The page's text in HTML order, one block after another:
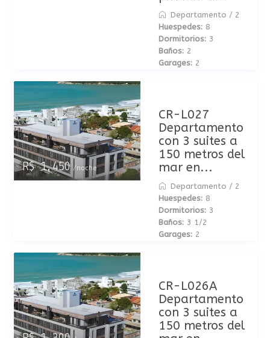
Departamento / 2
Huespedes: 8
Dormitorios: 3
Baños: 2
Garages: 2
R$ 1,450/noche
CR-L027
Departamento
con 3 suites a
150 metros del
mar en...
Departamento / 2
Huespedes: 8
Dormitorios: 3
Baños: 3 1/2
Garages: 2
CR-L026A
Departamento
con 3 suites a
150 metros del